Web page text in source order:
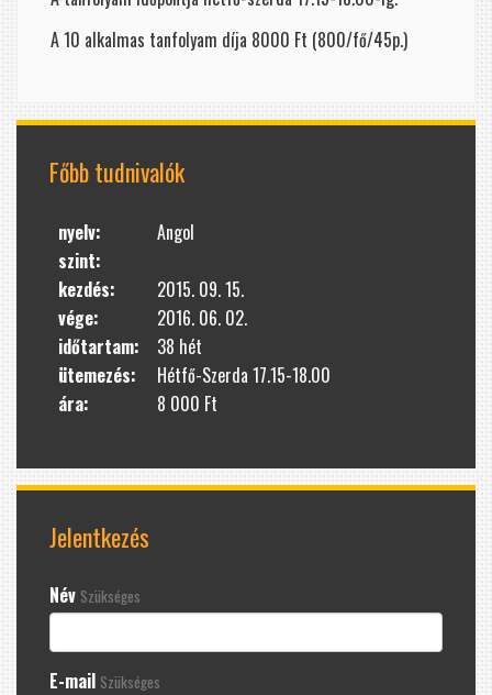
A 10 alkalmas tanfolyam díja 8000 Ft (800/fő/45p.)
Főbb tudnivalók
nyelv:
Angol
szint:
kezdés:
2015. 09. 15.
vége:
2016. 06. 02.
időtartam:
38 hét
ütemezés:
Hétfő-Szerda 17.15-18.00
ára:
8 000 Ft
Jelentkezés
Név Szükséges
E-mail Szükséges